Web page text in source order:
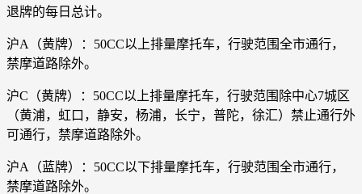
退牌的每日总计。
沪A（黄牌）：50CC以上排量摩托车，行驶范围全市通行，
禁摩道路除外。
沪C（黄牌）：50CC以上排量摩托车，行驶范围除中心7城区
（黄浦，虹口，静安，杨浦，长宁，普陀，徐汇）禁止通行外
可通行，禁摩道路除外。
沪A（蓝牌）：50CC以下排量摩托车，行驶范围全市通行，
禁摩道路除外。